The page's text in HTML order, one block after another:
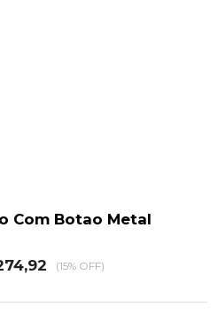
Com Botao Metal
(15% OFF)